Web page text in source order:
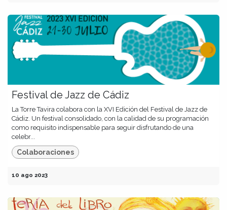
Festival de Jazz de Cádiz
La Torre Tavira colabora con la XVI Edición del Festival de Jazz de
Cádiz. Un festival consolidado, con la calidad de su programación
como requisito indispensable para seguir disfrutando de una
celebr...
Colaboraciones
10 ago 2023